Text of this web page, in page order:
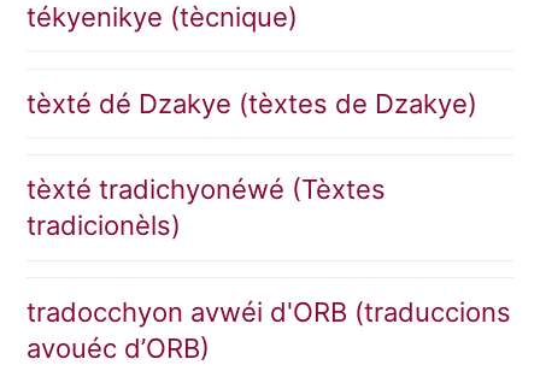
tékyenikye (tècnique)
tèxté dé Dzakye (tèxtes de Dzakye)
tèxté tradichyonéwé (Tèxtes
tradicionèls)
tradocchyon avwéi d'ORB (traduccions
avouéc d’ORB)